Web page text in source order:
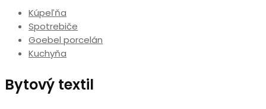
Kúpeľňa
Spotrebiče
Goebel porcelán
Kuchyňa
Bytový textil